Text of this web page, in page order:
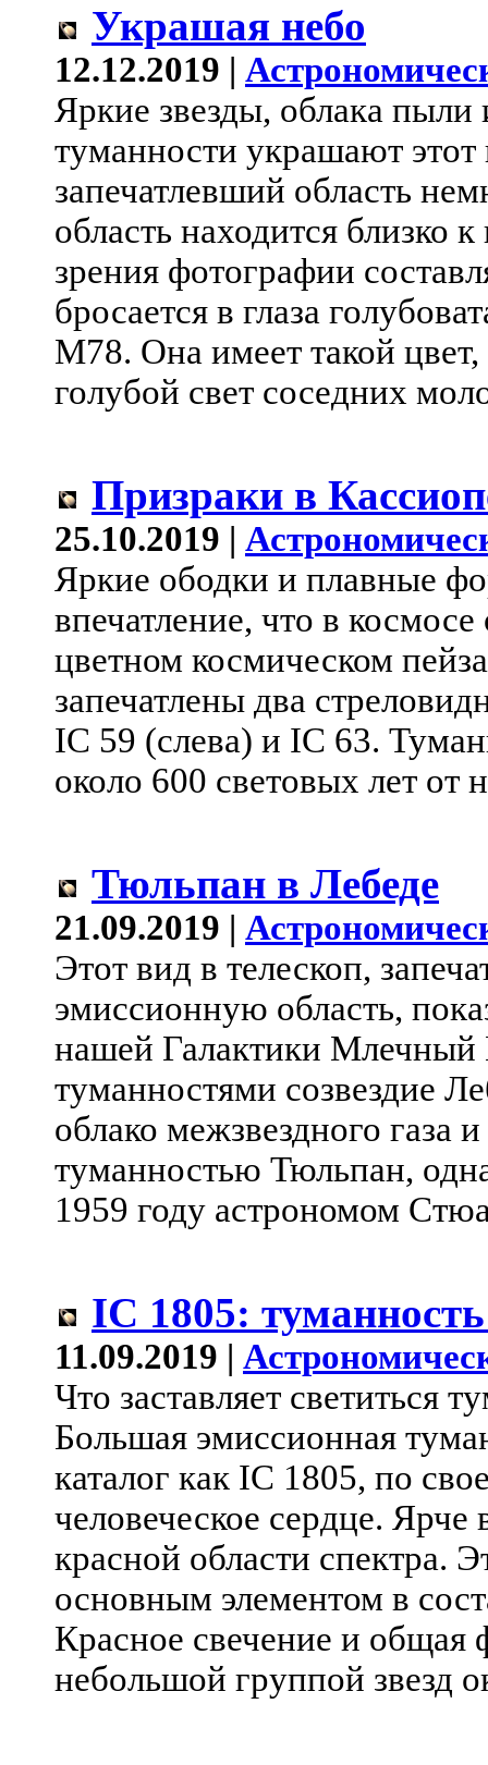
Украшая небо
12.12.2019 |
Яркие звезды, облака пыли
туманности украшают
запечатлевший область
область находится близко
зрения фотографии
бросается в глаза
М78. Она имеет такой
голубой свет соседних
Призраки в
25.10.2019 |
Яркие ободки и плавные
впечатление, что в
цветном космическом
запечатлены два
IC 59 (слева) и IC 63.
около 600 световых лет от
Тюльпан в Лебеде
21.09.2019 |
Этот вид в телескоп,
эмиссионную область,
нашей Галактики Млечный
туманностями созвездие
облако межзвездного газа
туманностью Тюльпан,
1959 году астрономом
IC 1805:
11.09.2019 |
Что заставляет светиться
Большая эмиссионная
каталог как IC 1805, по
человеческое сердце. Ярче
красной области спектра.
основным элементом в
Красное свечение и общая
небольшой группой звезд